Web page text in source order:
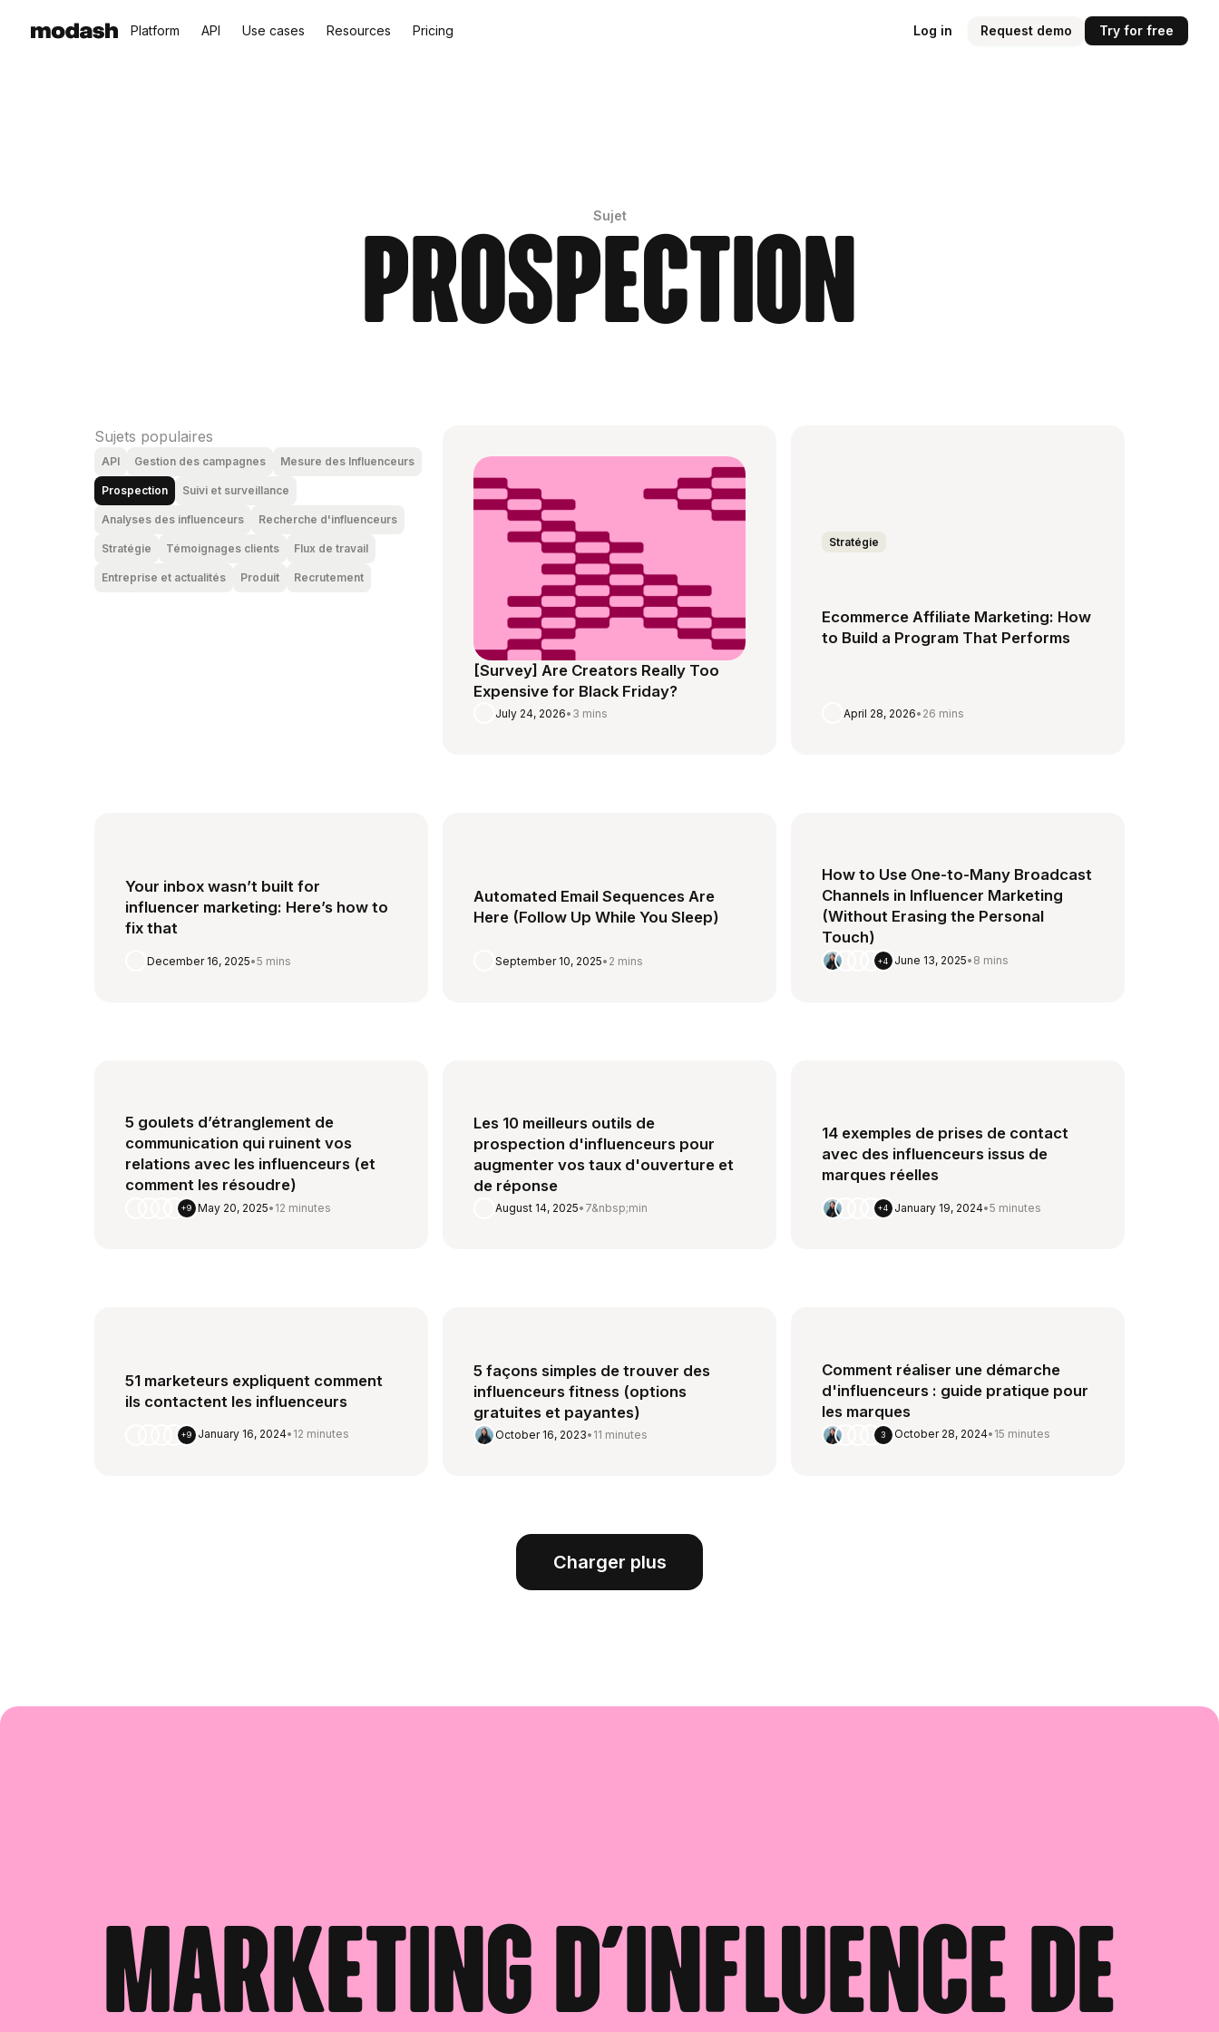
Platform API Use cases Resources Pricing Log in Request demo Try for free
Sujet
Prospection
Sujets populaires
API Gestion des campagnes Mesure des Influenceurs
Prospection Suivi et surveillance
Analyses des influenceurs Recherche d'influenceurs
Stratégie Témoignages clients Flux de travail
Entreprise et actualités Produit Recrutement
[Survey] Are Creators Really Too
Expensive for Black Friday?
July 24, 2026• 3 mins
Stratégie
Ecommerce Affiliate Marketing: How
to Build a Program That Performs
April 28, 2026• 26 mins
Your inbox wasn’t built for
influencer marketing: Here’s how to
fix that
December 16, 2025•5 mins
Automated Email Sequences Are
Here (Follow Up While You Sleep)
September 10, 2025• 2 mins
How to Use One-to-Many Broadcast
Channels in Influencer Marketing
(Without Erasing the Personal
Touch)
+4 June 13, 2025• 8 mins
5 goulets d’étranglement de
communication qui ruinent vos
relations avec les influenceurs (et
comment les résoudre)
+9 May 20, 2025• 12 minutes
Les 10 meilleurs outils de
prospection d'influenceurs pour
augmenter vos taux d'ouverture et
de réponse
August 14, 2025• 7&nbsp;min
14 exemples de prises de contact
avec des influenceurs issus de
marques réelles
+4 January 19, 2024•5 minutes
51 marketeurs expliquent comment
ils contactent les influenceurs
+9 January 16, 2024• 12 minutes
5 façons simples de trouver des
influenceurs fitness (options
gratuites et payantes)
October 16, 2023• 11 minutes
Comment réaliser une démarche
d'influenceurs : guide pratique pour
les marques
3 October 28, 2024• 15 minutes
Charger plus
Marketing d'influence de